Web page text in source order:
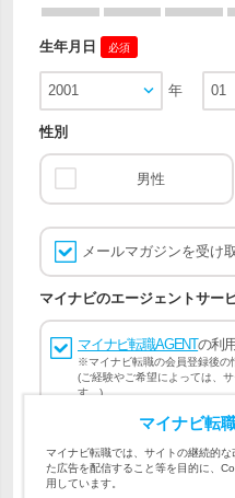
生年月日 必須
2001 年 01
性別
男性
メールマガジンを受け
マイナビのエージェントサー
マイナビ転職AGENTの利
※マイナビ転職の会員登録後の
(ご経験やご希望によっては、
す。)
会員登録には マイナビ転職 会
会員規約、マイナビ転職
個人情報の取り扱い
マイナビ転
マイナビ転職では、サイトの継続的
た広告を配信すること等を目的に、
用しています。